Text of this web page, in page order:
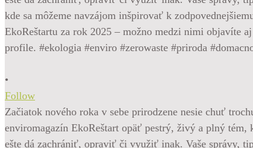
•
Follow
Začiatok nového roka v sebe prirodzene nesie chuť
enviromagazín EkoReštart opäť pestrý, živý a plný
ešte dá zachrániť, opraviť či využiť inak. Vaše správy,